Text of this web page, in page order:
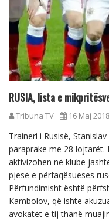
RUSIA, lista e
Tribuna TV 16 Maj 2018
Traineri i Rusisë,
paraprake me 28 lojtarët.
aktivizohen në klube
pjesë e përfaqësueses
Përfundimisht është
Kambolov, që ishte
avokatët e tij thanë